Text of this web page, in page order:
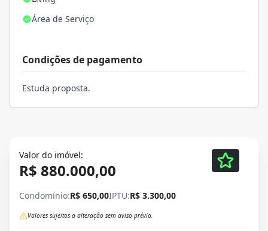
Área de Serviço
Condições de pagamento
Estuda proposta.
Valor do imóvel:
R$ 880.000,00
Condomínio:R$ 650,00IPTU:R$ 3.300,00
Valores sujeitos a alteração sem aviso prévio.